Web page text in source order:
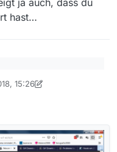
assets/uploads/files
noch nicht.
ja auch, dass du
hast…
funktioniert es
15:26